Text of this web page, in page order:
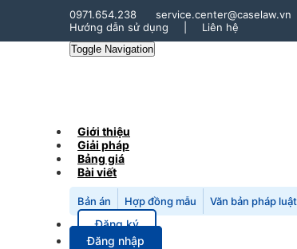
0971.654.238
service.center@caselaw.vn
Hướng dẫn sử dụng
Liên hệ
Toggle Navigation
Giới thiệu
Giải pháp
Bảng giá
Bài viết
Bản án Hợp đồng mẫu Văn bản pháp luật
Đăng ký
Đăng nhập